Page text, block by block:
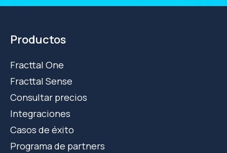
Productos
Fracttal One
Fracttal Sense
Consultar precios
Integraciones
Casos de éxito
Programa de partners